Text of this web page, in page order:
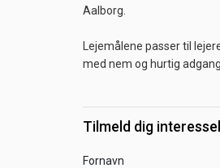
Aalborg.
Lejemålene passer til
med nem og hurtig
Tilmeld dig
Fornavn